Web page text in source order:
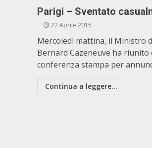
Parigi – Sventato
22 Aprile 2015
Mercoledì mattina, il Ministro
Bernard Cazeneuve ha riunito
conferenza stampa per
Continua a leggere...